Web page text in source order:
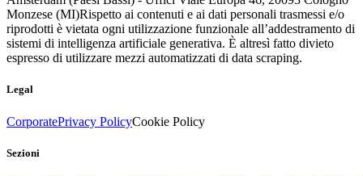
Monzese (MI)Rispetto ai contenuti e ai dati personali trasmessi e/o
riprodotti è vietata ogni utilizzazione funzionale all’addestramento di
sistemi di intelligenza artificiale generativa. È altresì fatto divieto
espresso di utilizzare mezzi automatizzati di data scraping.
Legal
CorporatePrivacy PolicyCookie Policy
Sezioni